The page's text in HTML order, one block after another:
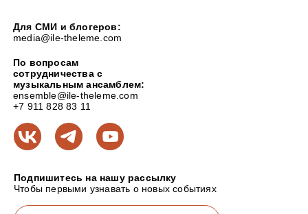
Для СМИ и блогеров:
media@ile-theleme.com
Подпишитесь на нашу рассылку
Чтобы первыми узнавать о новых событиях
По вопросам
сотрудничества с
музыкальным ансамблем:
ensemble@ile-theleme.com
+7 911 828 83 11